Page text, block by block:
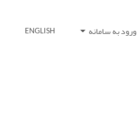
ورود به سامانه ENGLISH